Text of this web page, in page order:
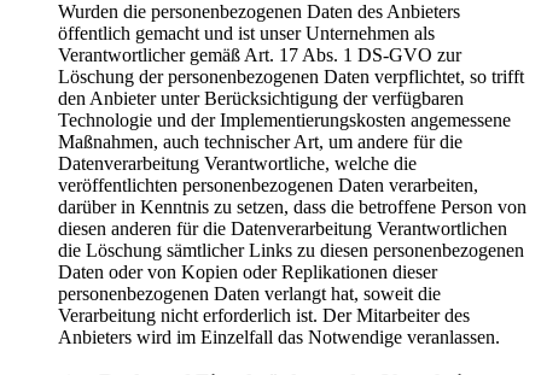
Wurden die personenbezogenen Daten des Anbieters
öffentlich gemacht und ist unser Unternehmen als
Verantwortlicher gemäß Art. 17 Abs. 1 DS-GVO zur
Löschung der personenbezogenen Daten verpflichtet, so trifft
den Anbieter unter Berücksichtigung der verfügbaren
Technologie und der Implementierungskosten angemessene
Maßnahmen, auch technischer Art, um andere für die
Datenverarbeitung Verantwortliche, welche die
veröffentlichten personenbezogenen Daten verarbeiten,
darüber in Kenntnis zu setzen, dass die betroffene Person von
diesen anderen für die Datenverarbeitung Verantwortlichen
die Löschung sämtlicher Links zu diesen personenbezogenen
Daten oder von Kopien oder Replikationen dieser
personenbezogenen Daten verlangt hat, soweit die
Verarbeitung nicht erforderlich ist. Der Mitarbeiter des
Anbieters wird im Einzelfall das Notwendige veranlassen.